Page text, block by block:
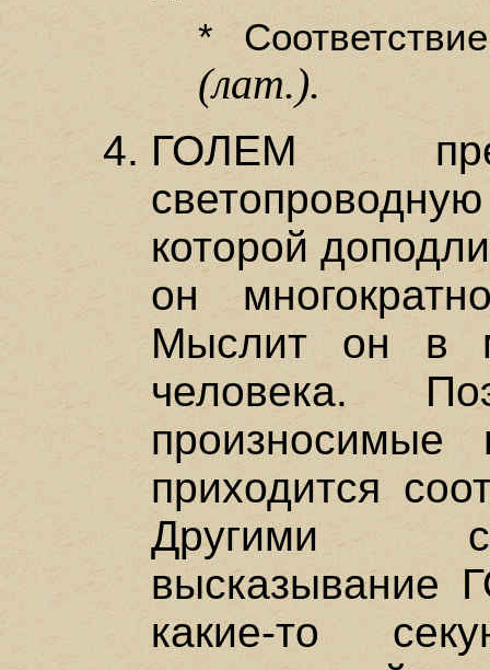
*
(лат.).
ГОЛЕМ
которой
он
Мыслит он в
человека.
произносимые
приходится
Другими
высказывание
какие-то